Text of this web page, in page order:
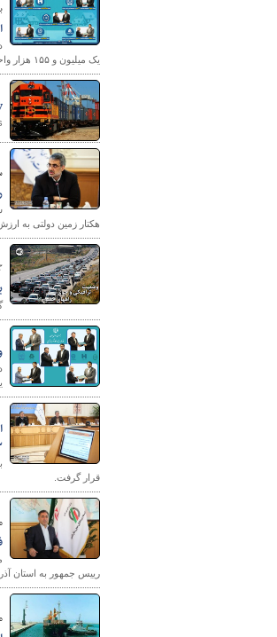
یک میلیون و ۱۵۵ هزار واحد مسکونی انجام، تا در اجرای این طرح تسریع شود.
هکتار زمین دولتی به ارزش ۶۱ هزار میلیارد تومان
قرار گرفت.
رییس جمهور به استان